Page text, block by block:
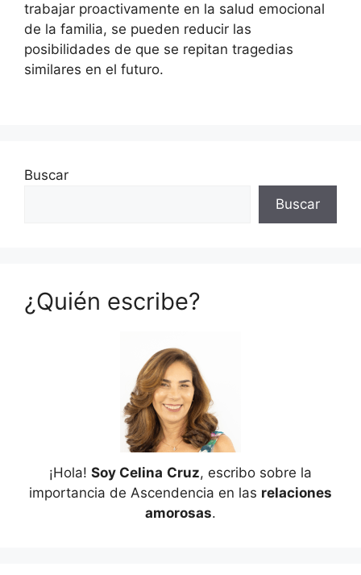
trabajar proactivamente en la salud emocional
de la familia, se pueden reducir las
posibilidades de que se repitan tragedias
similares en el futuro.
Buscar
Buscar
¿Quién escribe?
¡Hola! Soy Celina Cruz, escribo sobre la
importancia de Ascendencia en las relaciones
amorosas.